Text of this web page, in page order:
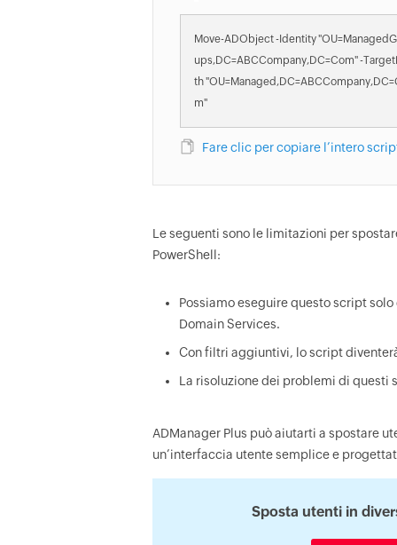
Move-ADObject -Identity
ups,DC=ABCCompany,DC=Com" -
th
m"
Fare clic per copiare l’intero
Le seguenti sono le limitazioni per
PowerShell:
Possiamo eseguire questo script
Domain Services.
Con filtri aggiuntivi, lo script
La risoluzione dei problemi di questi
ADManager Plus può aiutarti a spostare
un’interfaccia utente semplice e
Sposta utenti in